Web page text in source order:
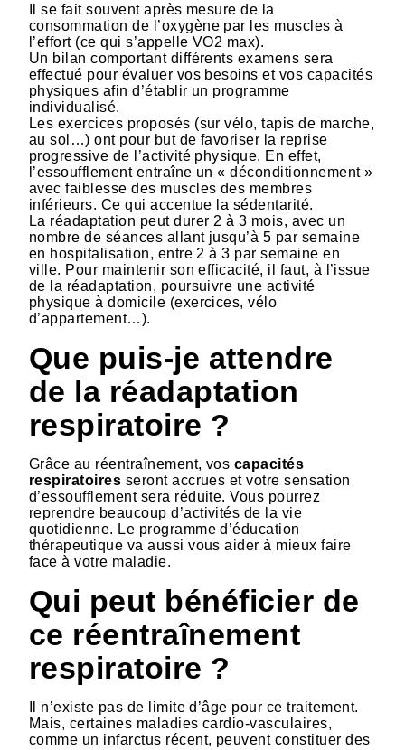
Il se fait souvent après mesure de la
consommation de l’oxygène par les muscles à
l’effort (ce qui s’appelle VO2 max).
Un bilan comportant différents examens sera
effectué pour évaluer vos besoins et vos capacités
physiques afin d’établir un programme
individualisé.
Les exercices proposés (sur vélo, tapis de marche,
au sol…) ont pour but de favoriser la reprise
progressive de l’activité physique. En effet,
l’essoufflement entraîne un « déconditionnement »
avec faiblesse des muscles des membres
inférieurs. Ce qui accentue la sédentarité.
La réadaptation peut durer 2 à 3 mois, avec un
nombre de séances allant jusqu’à 5 par semaine
en hospitalisation, entre 2 à 3 par semaine en
ville. Pour maintenir son efficacité, il faut, à l’issue
de la réadaptation, poursuivre une activité
physique à domicile (exercices, vélo
d’appartement…).
Que puis-je attendre
de la réadaptation
respiratoire ?
Grâce au réentraînement, vos capacités
respiratoires seront accrues et votre sensation
d’essoufflement sera réduite. Vous pourrez
reprendre beaucoup d’activités de la vie
quotidienne. Le programme d’éducation
thérapeutique va aussi vous aider à mieux faire
face à votre maladie.
Qui peut bénéficier de
ce réentraînement
respiratoire ?
Il n’existe pas de limite d’âge pour ce traitement.
Mais, certaines maladies cardio-vasculaires,
comme un infarctus récent, peuvent constituer des